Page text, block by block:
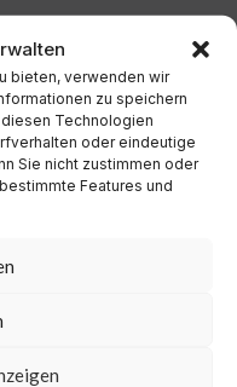
bieten, verwenden wir
zu speichern
Technologien
oder eindeutige
Sie nicht zustimmen oder
Features und